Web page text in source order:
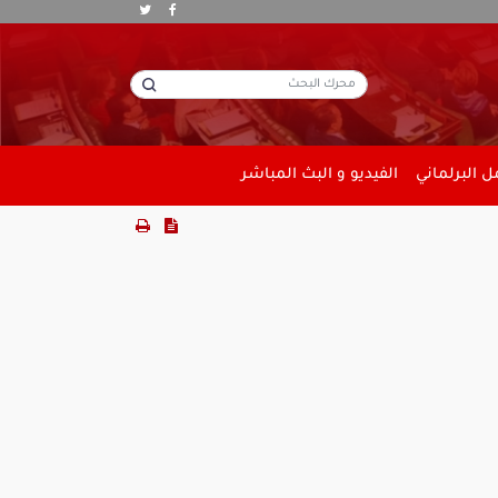
البرلماني الفيديو و البث المباشر